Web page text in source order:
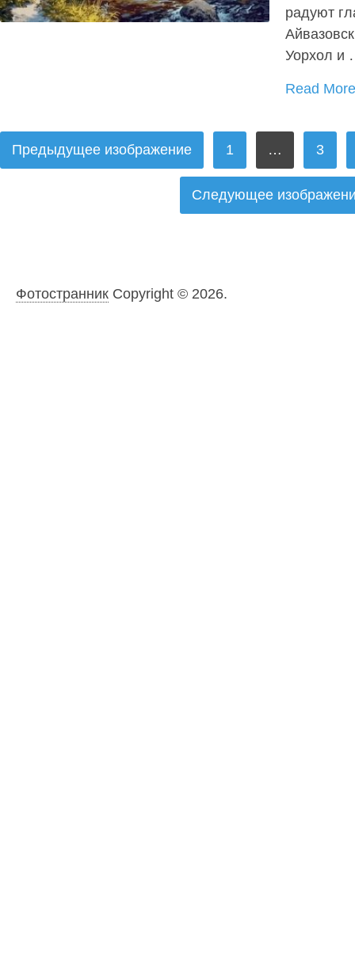
радуют
Уорхол и
Read
ПАГИНАЦИЯ
ЗАПИСЕЙ
Предыдущее изображение 1 … 3
Следующее
ФотостранникCopyright © 2026.